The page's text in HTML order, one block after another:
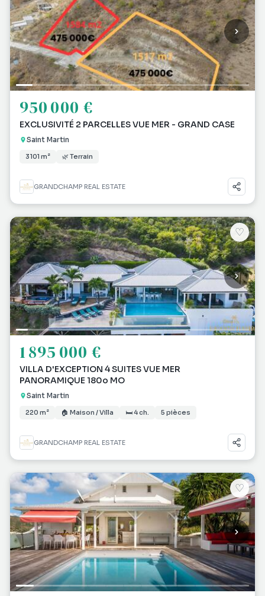
950 000 €
EXCLUSIVITÉ 2 PARCELLES VUE MER - GRAND CASE
Saint Martin
3 101 m² 🌿 Terrain
GRANDCHAMP REAL ESTATE
♡
1 895 000 €
VILLA D'EXCEPTION 4 SUITES VUE MER
PANORAMIQUE 180o MO
Saint Martin
220 m² 🏠 Maison / Villa 🛏 4 ch. 5 pièces
GRANDCHAMP REAL ESTATE
♡